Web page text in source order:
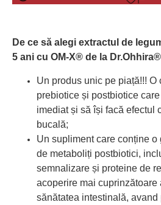
De ce să alegi extractul de
5 ani cu OM-X® de la
Un produs unic pe piață!!! O
prebiotice și postbiotice
imediat și să își facă efectul
bucală;
Un supliment care conține o
de metaboliți postbiotici,
semnalizare și proteine ​​​​de
acoperire mai
sănătatea intestinală, avand